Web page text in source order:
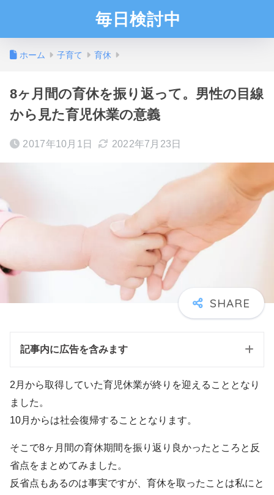
毎日検討中
ホーム 子育て 育休
8ヶ月間の育休を振り返って。男性の目線
から見た育児休業の意義
2017年10月1日 2022年7月23日
記事内に広告を含みます
2月から取得していた育児休業が終りを迎えることとなり
ました。
10月からは社会復帰することとなります。
そこで8ヶ月間の育休期間を振り返り良かったところと反
省点をまとめてみました。
反省点もあるのは事実ですが、育休を取ったことは私にと